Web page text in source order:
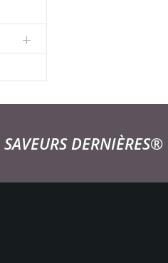
SAVEURS DERNIÈRES®